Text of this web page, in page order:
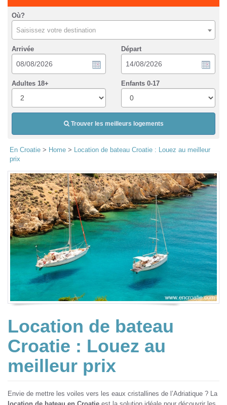
Où?
Saisissez votre destination
Arrivée Départ
Adultes 18+ Enfants 0-17
Trouver les meilleurs logements
En Croatie > Home > Location de bateau Croatie : Louez au meilleur
prix
Location de bateau
Croatie : Louez au
meilleur prix
Envie de mettre les voiles vers les eaux cristallines de l’Adriatique ? La